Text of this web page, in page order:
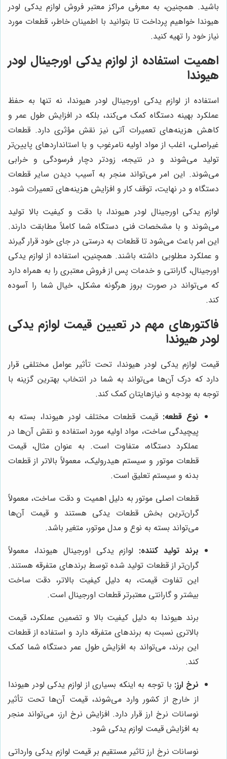
باشید. همچنین، به معرفی مراکز معتبر فروش لوازم یدکی لودر
هیوندا خواهیم پرداخت تا بتوانید با اطمینان خاطر، قطعات مورد
نیاز خود را تهیه کنید.
اهمیت استفاده از لوازم یدکی اورجینال لودر
هیوندا
استفاده از لوازم یدکی اورجینال لودر هیوندا، نه تنها به حفظ
عملکرد بهینه دستگاه کمک می‌کند، بلکه در افزایش طول عمر و
کاهش هزینه‌های تعمیرات آتی نیز نقش مؤثری دارد. قطعات
غیراصلی، اغلب از مواد اولیه نامرغوب و با استانداردهای پایین‌تر
تولید می‌شوند و در نتیجه، زودتر دچار فرسودگی و خرابی
می‌شوند. این امر می‌تواند منجر به آسیب دیدن سایر قطعات
دستگاه و در نهایت، توقف کار و افزایش هزینه‌های تعمیرات شود.
لوازم یدکی اورجینال لودر هیوندا، با دقت و کیفیت بالا تولید
می‌شوند و با مشخصات فنی دستگاه شما کاملاً مطابقت دارند.
این امر باعث می‌شود تا قطعات به درستی در جای خود قرار گیرند
و عملکرد مطلوبی داشته باشند. همچنین، استفاده از لوازم یدکی
اورجینال، گارانتی و خدمات پس از فروش معتبری را به همراه دارد
که می‌تواند در صورت بروز هرگونه مشکل، خیال شما را آسوده
کند.
فاکتورهای مهم در تعیین قیمت لوازم یدکی
لودر هیوندا
قیمت لوازم یدکی لودر هیوندا، تحت تأثیر عوامل مختلفی قرار
دارد که درک آن‌ها می‌تواند به شما در انتخاب بهترین گزینه با
توجه به بودجه و نیازهایتان کمک کند.
نوع قطعه: قیمت قطعات مختلف لودر هیوندا، بسته به
پیچیدگی ساخت، مواد اولیه مورد استفاده و نقش آن‌ها در
عملکرد دستگاه، متفاوت است. به عنوان مثال، قیمت
قطعات موتور و سیستم هیدرولیک، معمولاً بالاتر از قطعات
بدنه و سیستم تعلیق است.
قطعات اصلی موتور به دلیل اهمیت و دقت ساخت، معمولاً
گران‌ترین بخش قطعات یدکی هستند و قیمت آن‌ها
می‌تواند بسته به نوع و مدل موتور، متغیر باشد.
برند تولید کننده: لوازم یدکی اورجینال هیوندا، معمولاً
گران‌تر از قطعات تولید شده توسط برندهای متفرقه هستند.
این تفاوت قیمت، به دلیل کیفیت بالاتر، دقت ساخت
بیشتر و گارانتی معتبرتر قطعات اورجینال است.
برند هیوندا به دلیل کیفیت بالا و تضمین عملکرد، قیمت
بالاتری نسبت به برندهای متفرقه دارد و استفاده از قطعات
این برند، می‌تواند به افزایش طول عمر دستگاه شما کمک
کند.
نرخ ارز: با توجه به اینکه بسیاری از لوازم یدکی لودر هیوندا
از خارج از کشور وارد می‌شوند، قیمت آن‌ها تحت تأثیر
نوسانات نرخ ارز قرار دارد. افزایش نرخ ارز، می‌تواند منجر
به افزایش قیمت لوازم یدکی شود.
نوسانات نرخ ارز تاثیر مستقیم بر قیمت لوازم یدکی وارداتی